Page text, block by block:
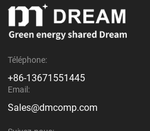
Téléphone:
+86-13671551445
Email:
Sales@dmcomp.com